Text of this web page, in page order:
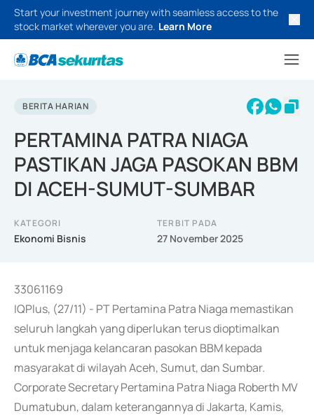
Start your investment journey with seamless access to the
stock market wherever you are. Learn More
BERITA HARIAN
PERTAMINA PATRA NIAGA
PASTIKAN JAGA PASOKAN BBM
DI ACEH-SUMUT-SUMBAR
KATEGORI
Ekonomi Bisnis
TERBIT PADA
27 November 2025
33061169
IQPlus, (27/11) - PT Pertamina Patra Niaga memastikan
seluruh langkah yang diperlukan terus dioptimalkan
untuk menjaga kelancaran pasokan BBM kepada
masyarakat di wilayah Aceh, Sumut, dan Sumbar.
Corporate Secretary Pertamina Patra Niaga Roberth MV
Dumatubun, dalam keterangannya di Jakarta, Kamis,